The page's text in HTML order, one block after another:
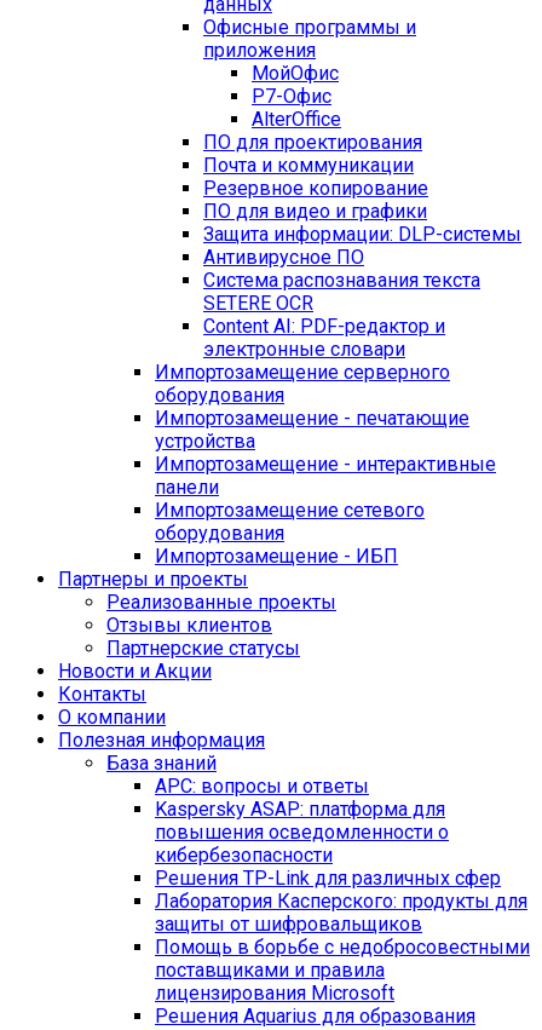
Офисные программы и
приложения
МойОфис
Р7-Офис
AlterOffice
ПО для проектирования
Почта и коммуникации
Резервное копирование
ПО для видео и графики
Защита информации: DLP-системы
Антивирусное ПО
Система распознавания текста
SETERE OCR
Content AI: PDF-редактор и
электронные словари
Импортозамещение серверного
оборудования
Импортозамещение - печатающие
устройства
Импортозамещение - интерактивные
панели
Импортозамещение сетевого
оборудования
Импортозамещение - ИБП
Партнеры и проекты
Реализованные проекты
Отзывы клиентов
Партнерские статусы
Новости и Акции
Контакты
O компании
Полезная информация
База знаний
APC: вопросы и ответы
Kaspersky ASAP: платформа для
повышения осведомленности о
кибербезопасности
Решения TP-Link для различных сфер
Лаборатория Касперского: продукты для
защиты от шифровальщиков
Помощь в борьбе с недобросовестными
поставщиками и правила
лицензирования Microsoft
Решения Aquarius для образования